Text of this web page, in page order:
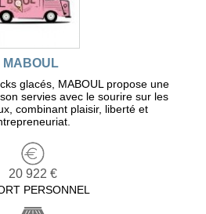
MABOUL
glacés, MABOUL propose une
servies avec le sourire sur les
combinant plaisir, liberté et
20 922 €
PERSONNEL